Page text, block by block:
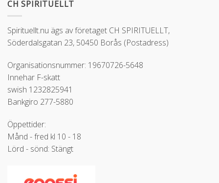
CH SPIRITUELLT
Spirituellt.nu ägs av företaget CH SPIRITUELLT,
Söderdalsgatan 23, 50450 Borås (Postadress)
Organisationsnummer: 19670726-5648
Innehar F-skatt
swish 1232825941
Bankgiro 277-5880
Öppettider:
Månd - fred kl 10 - 18
Lörd - sönd: Stängt